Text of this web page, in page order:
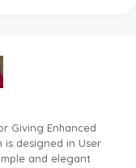
Giving Enhanced
is designed in User
and elegant